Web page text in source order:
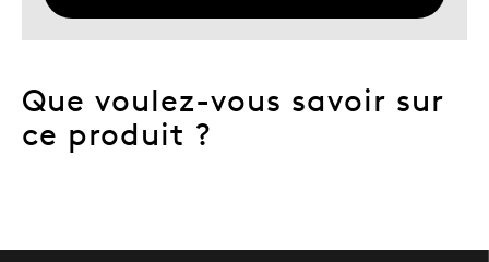
Que voulez-vous savoir sur
ce produit ?